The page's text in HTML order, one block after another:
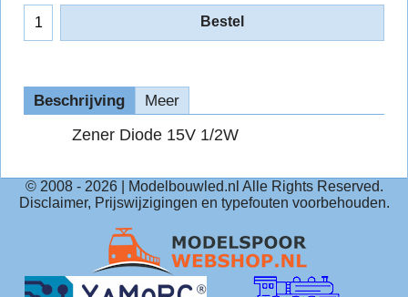
Bestel
Beschrijving Meer
Zener Diode 15V 1/2W
© 2008 - 2026| Modelbouwled.nl Alle Rights Reserved.
Disclaimer, Prijswijzigingen en typefouten voorbehouden.